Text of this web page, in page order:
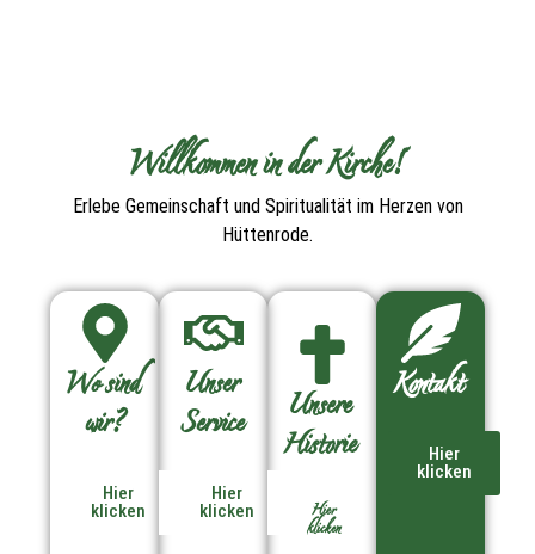
Willkommen in der Kirche!
Erlebe Gemeinschaft und Spiritualität im Herzen von
Hüttenrode.
Wo sind
wir?
Hier
klicken
Unser
Service
Hier
klicken
Unsere
Historie
Hier
klicken
Kontakt
Hier
klicken